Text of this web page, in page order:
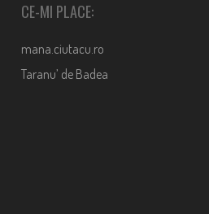
CE-MI PLACE:
mana.ciutacu.ro
Taranu’ de Badea